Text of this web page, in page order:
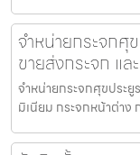
จำหน่ายกระจกศุ
ขายส่งกระจก แ
จำหน่ายกระจกศุขประยู
มิเนียม กระจกหน้าต่าง